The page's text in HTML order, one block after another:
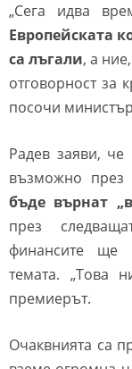
„Сега идва
Европейската
са лъгали, а
отговорност за
посочи
Радев заяви, че
възможно през
бъде върнат
през
финансите ще
темата. „Това
премиерът.
Очаквнията са